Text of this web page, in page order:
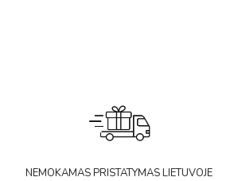
NEMOKAMAS PRISTATYMAS LIETUVOJE